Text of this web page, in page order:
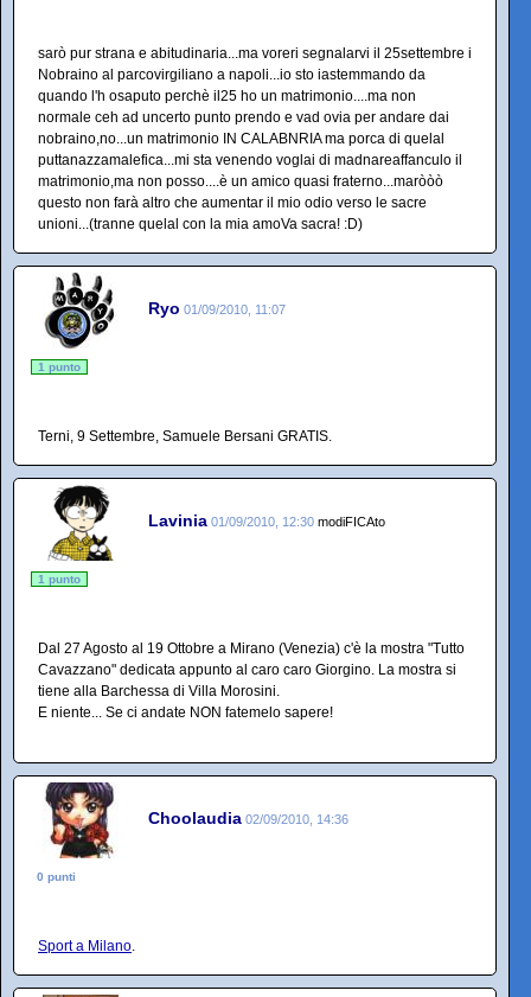
sarò pur strana e abitudinaria...ma voreri segnalarvi il 25settembre i
Nobraino al parcovirgiliano a napoli...io sto iastemmando da
quando l'h osaputo perchè il25 ho un matrimonio....ma non
normale ceh ad uncerto punto prendo e vad ovia per andare dai
nobraino,no...un matrimonio IN CALABNRIA ma porca di quelal
puttanazzamalefica...mi sta venendo voglai di madnareaffanculo il
matrimonio,ma non posso....è un amico quasi fraterno...maròòò
questo non farà altro che aumentar il mio odio verso le sacre
unioni...(tranne quelal con la mia amoVa sacra! :D)
Ryo 01/09/2010, 11:07
1 punto
Terni, 9 Settembre, Samuele Bersani GRATIS.
Lavinia 01/09/2010, 12:30 modiFICAto
1 punto
Dal 27 Agosto al 19 Ottobre a Mirano (Venezia) c'è la mostra "Tutto
Cavazzano" dedicata appunto al caro caro Giorgino. La mostra si
tiene alla Barchessa di Villa Morosini.
E niente... Se ci andate NON fatemelo sapere!
Choolaudia 02/09/2010, 14:36
0 punti
Sport a Milano.